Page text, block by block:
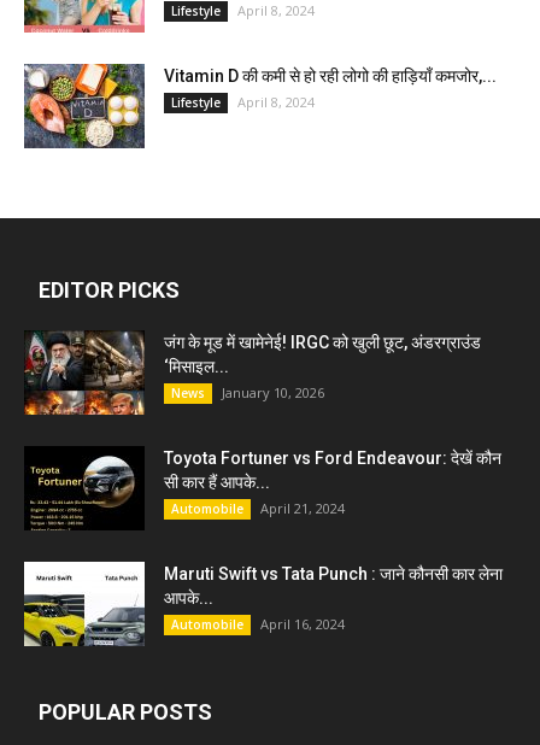
Lifestyle April 8, 2024
Vitamin D की कमी से हो रही लोगो की हाड़ियाँ कमजोर,...
Lifestyle April 8, 2024
EDITOR PICKS
जंग के मूड में खामेनेई! IRGC को खुली छूट, अंडरग्राउंड
‘मिसाइल...
News January 10, 2026
Toyota Fortuner vs Ford Endeavour: देखें कौन
सी कार हैं आपके...
Automobile April 21, 2024
Maruti Swift vs Tata Punch : जाने कौनसी कार लेना
आपके...
Automobile April 16, 2024
POPULAR POSTS